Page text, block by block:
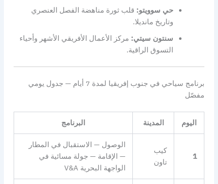
حي سوويتو: قلب ثورة مناهضة الفصل العنصري
وتاريخ مانديلا.
سنتون سيتي: مركز الأعمال الأفريقي الأشهر وأحياء
التسوق الراقية.
برنامج سياحي في جنوب إفريقيا لمدة 7 أيام — جدول يومي
مفصّل
اليوم المدينة البرنامج
1
كيب
تاون
الوصول — الاستقبال في المطار
— الإقامة — جولة مسائية في
الواجهة البحرية V&A